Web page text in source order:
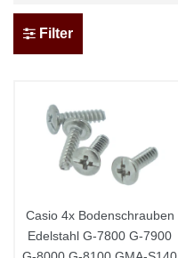
Filter
Casio 4x Bodenschrauben
Edelstahl G-7800 G-7900